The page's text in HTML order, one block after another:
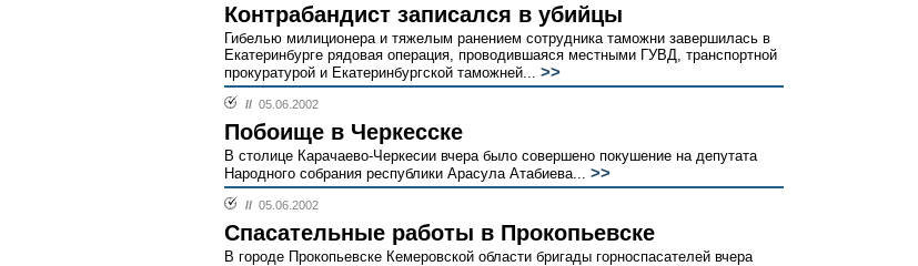
Контрабандист записался в убийцы
Гибелью милиционера и тяжелым ранением сотрудника таможни завершилась в
Екатеринбурге рядовая операция, проводившаяся местными ГУВД, транспортной
прокуратурой и Екатеринбургской таможней... >>
// 05.06.2002
Побоище в Черкесске
В столице Карачаево-Черкесии вчера было совершено покушение на депутата
Народного собрания республики Арасула Атабиева... >>
// 05.06.2002
Спасательные работы в Прокопьевске
В городе Прокопьевске Кемеровской области бригады горноспасателей вчера